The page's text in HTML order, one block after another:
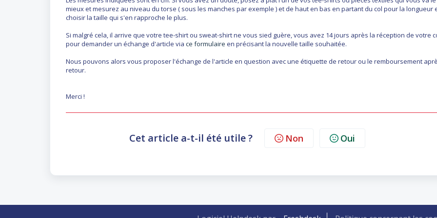
mieux et mesurez au niveau du torse ( sous les manches par exemple ) et de haut en bas en partant du col pour la longueur
choisir la taille qui s'en rapproche le plus.
Si malgré cela, il arrive que votre tee-shirt ou sweat-shirt ne vous sied guère, vous avez 14 jours après la réception de votre
pour demander un échange d'article via ce formulaire en précisant la nouvelle taille souhaitée.
Nous pouvons alors vous proposer l'échange de l'article en question avec une étiquette de retour ou le remboursement
retour.
Merci !
Cet article a-t-il été utile ? Non Oui